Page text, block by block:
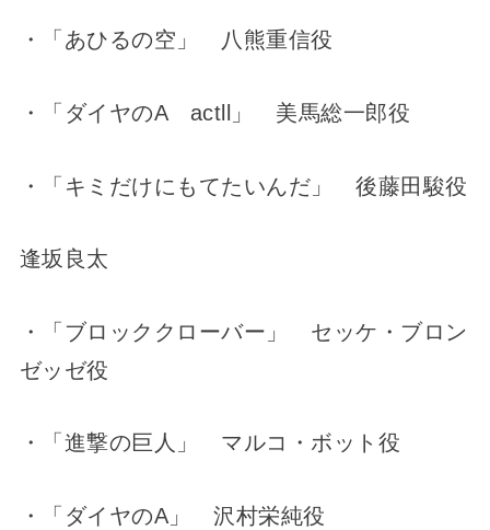
・「あひるの空」 八熊重信役
・「ダイヤのA actll」 美馬総一郎役
・「キミだけにもてたいんだ」 後藤田駿役
逢坂良太
・「ブロッククローバー」 セッケ・ブロン
ゼッゼ役
・「進撃の巨人」 マルコ・ボット役
・「ダイヤのA」 沢村栄純役